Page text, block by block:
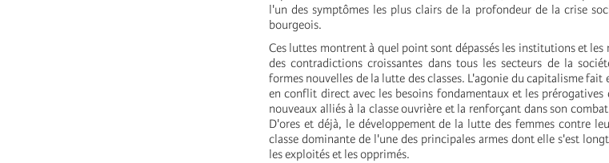
l'un des symptômes les plus clairs de la profondeur de la crise
bourgeois.
Ces luttes montrent à quel point sont dépassés les institutions et
des contradictions croissantes dans tous les secteurs de la
formes nouvelles de la lutte des classes. L'agonie du capitalisme fait
en conflit direct avec les besoins fondamentaux et les
nouveaux alliés à la classe ouvrière et la renforçant dans son
D'ores et déjà, le développement de la lutte des femmes contre
classe dominante de l'une des principales armes dont elle s'est
les exploités et les opprimés.